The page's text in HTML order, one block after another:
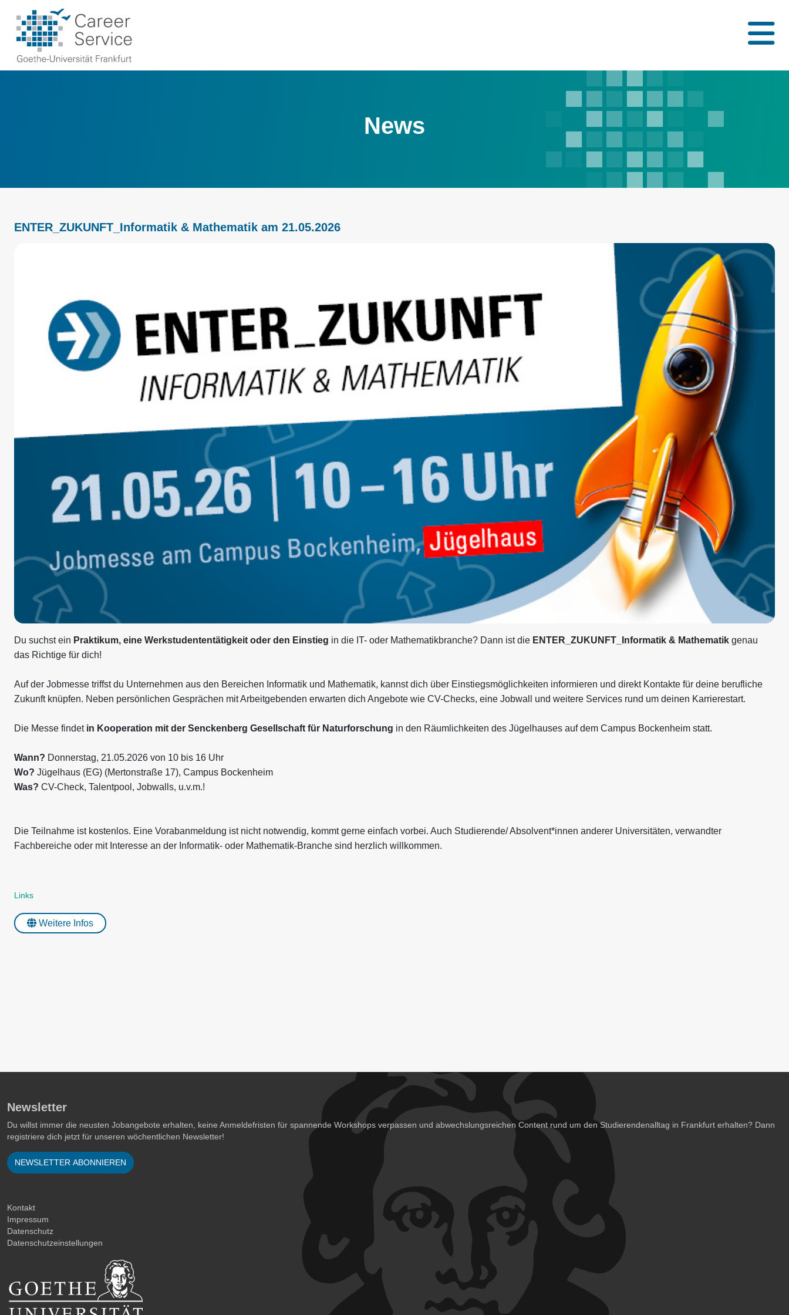
News
ENTER_ZUKUNFT_Informatik & Mathematik am 21.05.2026
Du suchst ein Praktikum, eine Werkstudententätigkeit oder den Einstieg in die IT- oder Mathematikbranche? Dann ist die ENTER_ZUKUNFT_Informatik & Mathematik genau
das Richtige für dich!
Auf der Jobmesse triffst du Unternehmen aus den Bereichen Informatik und Mathematik, kannst dich über Einstiegsmöglichkeiten informieren und direkt Kontakte für deine berufliche
Zukunft knüpfen. Neben persönlichen Gesprächen mit Arbeitgebenden erwarten dich Angebote wie CV-Checks, eine Jobwall und weitere Services rund um deinen Karrierestart.
Die Messe findet in Kooperation mit der Senckenberg Gesellschaft für Naturforschung in den Räumlichkeiten des Jügelhauses auf dem Campus Bockenheim statt.
Wann? Donnerstag, 21.05.2026 von 10 bis 16 Uhr
Wo? Jügelhaus (EG) (Mertonstraße 17), Campus Bockenheim
Was? CV-Check, Talentpool, Jobwalls, u.v.m.!
Die Teilnahme ist kostenlos. Eine Vorabanmeldung ist nicht notwendig, kommt gerne einfach vorbei. Auch Studierende/ Absolvent*innen anderer Universitäten, verwandter
Fachbereiche oder mit Interesse an der Informatik- oder Mathematik-Branche sind herzlich willkommen.
Links
Weitere Infos
Newsletter
Du willst immer die neusten Jobangebote erhalten, keine Anmeldefristen für spannende Workshops verpassen und abwechslungsreichen Content rund um den Studierendenalltag in Frankfurt erhalten? Dann
registriere dich jetzt für unseren wöchentlichen Newsletter!
NEWSLETTER ABONNIEREN
Kontakt
Impressum
Datenschutz
Datenschutzeinstellungen